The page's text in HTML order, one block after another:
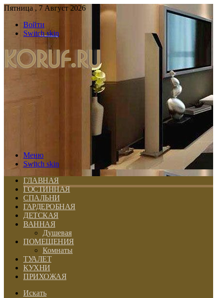
Пятница , 7 Август 2026
Войти
Switch skin
Меню
Switch skin
ГЛАВНАЯ
ГОСТИННАЯ
СПАЛЬНИ
ГАРДЕРОБНАЯ
ДЕТСКАЯ
ВАННАЯ
Душевая
ПОМЕЩЕНИЯ
Комнаты
ТУАЛЕТ
КУХНИ
ПРИХОЖАЯ
Искать